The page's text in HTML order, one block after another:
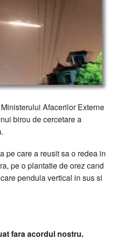
Afacerilor Externe
birou de cercetare a
pe care a reusit sa o redea in
pe o plantatie de orez cand
pendula vertical in sus si
fara acordul nostru.